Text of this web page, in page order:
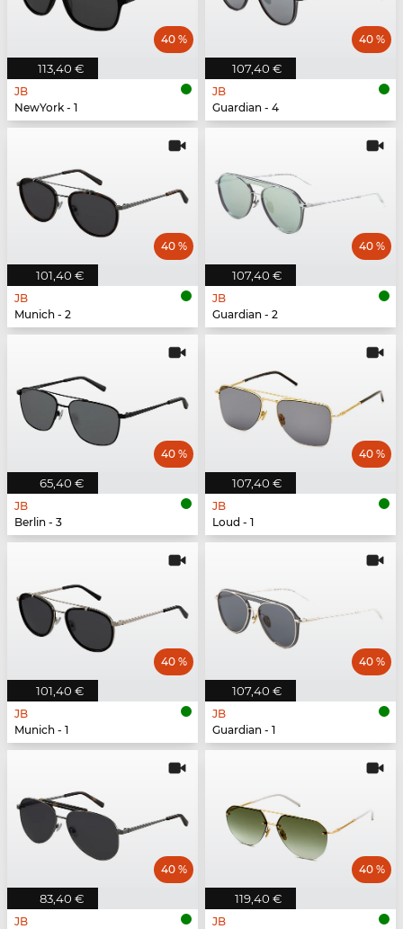
113,40 €
40 %
JB
NewYork - 1
107,40 €
40 %
JB
Guardian - 4
101,40 €
40 %
JB
Munich - 2
107,40 €
40 %
JB
Guardian - 2
65,40 €
40 %
JB
Berlin - 3
107,40 €
40 %
JB
Loud - 1
101,40 €
40 %
JB
Munich - 1
107,40 €
40 %
JB
Guardian - 1
83,40 €
40 %
JB
119,40 €
40 %
JB